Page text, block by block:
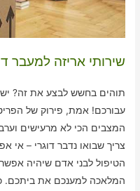
שירותי אריזה למעבר
תוהים בחשש לבצע את זה?
עבורכם! אמת, פירוק של
המצבים הכי לא מרעישים
צריך שבואו נדבר דוגרי – אי
הטיפול לבני אדם שיהיה
המלאכה למענכם את ביתכם.